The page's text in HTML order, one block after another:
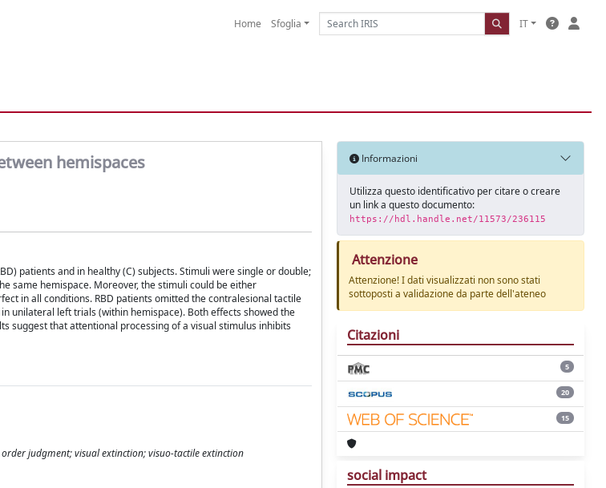
Home Sfoglia IT
hemispaces
patients and in healthy (C) subjects. Stimuli were single or double;
same hemispace. Moreover, the stimuli could be either
in all conditions. RBD patients omitted the contralesional tactile
unilateral left trials (within hemispace). Both effects showed the
suggest that attentional processing of a visual stimulus inhibits
judgment; visual extinction; visuo-tactile extinction
Informazioni
Utilizza questo identificativo per citare o creare
un link a questo documento:
https://hdl.handle.net/11573/236115
Attenzione
Attenzione! I dati visualizzati non sono stati
sottoposti a validazione da parte dell'ateneo
Citazioni
5
20
15
social impact